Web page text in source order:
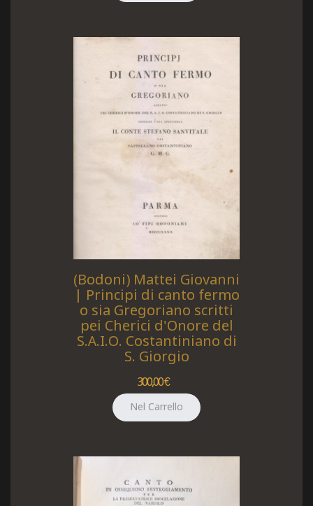
(Bodoni) Mattei Giovanni
| Principi di canto fermo
o sia Gregoriano scritti
pei Cherici d'Onore del
S.A.I.O. Costantiniano di
S. Giorgio
300,00 €